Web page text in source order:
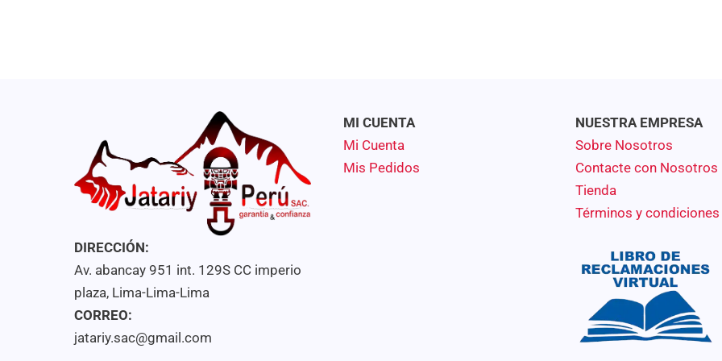
DIRECCIÓN:
Av. abancay 951 int. 129S CC imperio
plaza, Lima-Lima-Lima
CORREO:
jatariy.sac@gmail.com
MI CUENTA
Mi Cuenta
Mis Pedidos
NUESTRA EMPRESA
Sobre Nosotros
Contacte con Nosotros
Tienda
Términos y condiciones